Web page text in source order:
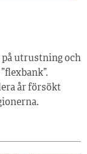
på utrustning och
år försökt